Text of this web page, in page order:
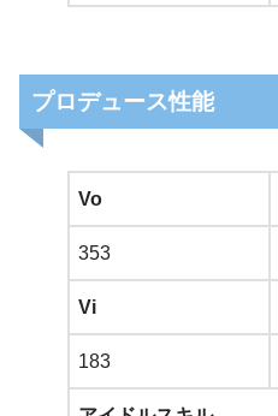
プロデュース性能
Vo
353
Vi
183